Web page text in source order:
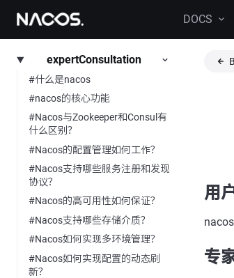
DOCS
expertConsultation
#什么是nacos
#nacos的核心功能
#Nacos与Zookeeper和Consul有
什么区别？
#Nacos的配置管理如何工作？
#Nacos支持哪些服务注册和发现
协议？
#Nacos的高可用性如何保证？
#Nacos支持哪些存储介质？
#Nacos如何实现多环境管理？
#Nacos如何实现配置的动态刷
新？
用
专